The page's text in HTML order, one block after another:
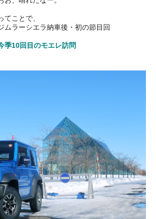
てことで、
ムラーシエラ納車後・初の節目回
季10回目のモエレ訪問